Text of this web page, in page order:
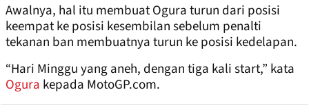
Awalnya, hal itu membuat Ogura turun dari posisi
keempat ke posisi kesembilan sebelum penalti
tekanan ban membuatnya turun ke posisi kedelapan.
“Hari Minggu yang aneh, dengan tiga kali start,” kata
Ogura kepada MotoGP.com.